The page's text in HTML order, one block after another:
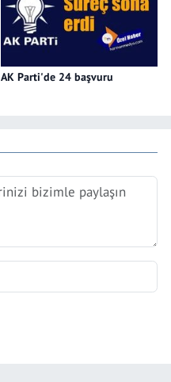
AK Parti'de 24 başvuru